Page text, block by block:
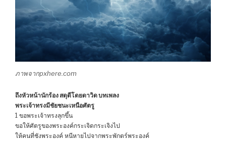
ภาพจากpxhere.com
ถึงหัวหน้านักร้อง สดุดีโดยดาวิด บทเพลง
พระเจ้าทรงมีชัยชนะเหนือศัตรู
1 ขอพระเจ้าทรงลุกขึ้น
ขอให้ศัตรูของพระองค์กระเจิดกระเจิงไป
ให้คนที่ชังพระองค์ หนีหายไปจากพระพักตร์พระองค์